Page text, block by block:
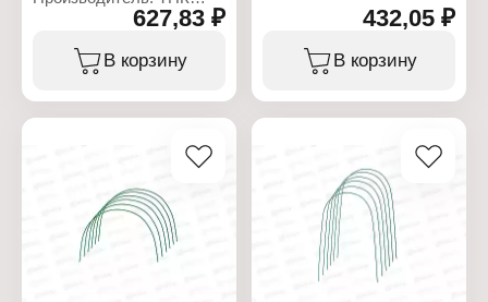
Тип товара: Дуга для
парника
Длина: 4 м
627,83 ₽
В корзину
Тип товара: Дуга для
Длина: 3 м
Материал: металл
Количество: 6 шт
Цвет: зеленый
432,05 ₽
В корзину